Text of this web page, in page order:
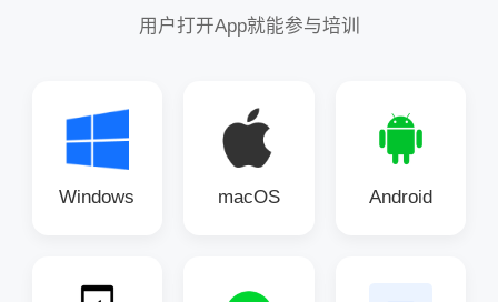
用户打开App就能参与培训
Windows macOS Android